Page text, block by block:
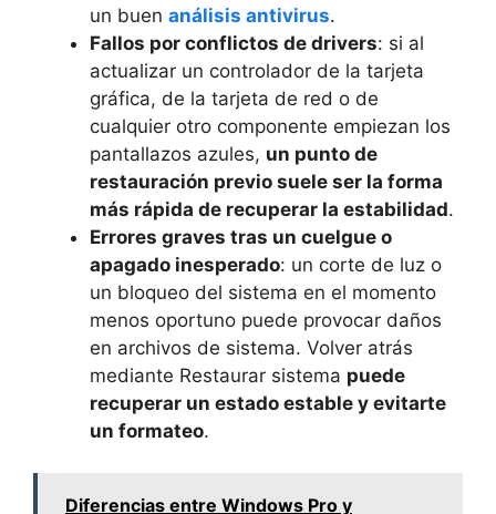
un buen análisis antivirus.
Fallos por conflictos de drivers: si al
actualizar un controlador de la tarjeta
gráfica, de la tarjeta de red o de
cualquier otro componente empiezan los
pantallazos azules, un punto de
restauración previo suele ser la forma
más rápida de recuperar la estabilidad.
Errores graves tras un cuelgue o
apagado inesperado: un corte de luz o
un bloqueo del sistema en el momento
menos oportuno puede provocar daños
en archivos de sistema. Volver atrás
mediante Restaurar sistema puede
recuperar un estado estable y evitarte
un formateo.
Diferencias entre Windows Pro y